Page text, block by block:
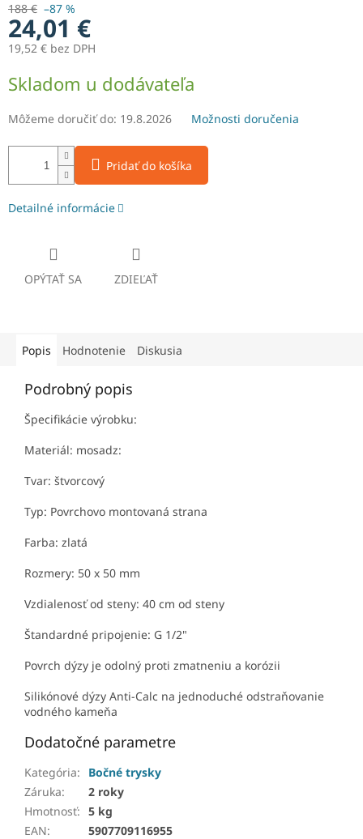
188 € –87 %
24,01 €
19,52 € bez DPH
cena:
Skladom u dodávateľa
Môžeme doručiť do: 19.8.2026 Možnosti doručenia
Pridať do košíka
Detailné informácie
OPÝTAŤ SA ZDIEĽAŤ
Popis Hodnotenie Diskusia
Podrobný popis
Špecifikácie výrobku:
Materiál: mosadz:
Tvar: štvorcový
Typ: Povrchovo montovaná strana
Farba: zlatá
Rozmery: 50 x 50 mm
Vzdialenosť od steny: 40 cm od steny
Štandardné pripojenie: G 1/2"
Povrch dýzy je odolný proti zmatneniu a korózii
Silikónové dýzy Anti-Calc na jednoduché odstraňovanie
vodného kameňa
Dodatočné parametre
Kategória:
Bočné trysky
Záruka:
2 roky
Hmotnosť: 5 kg
EAN: 5907709116955